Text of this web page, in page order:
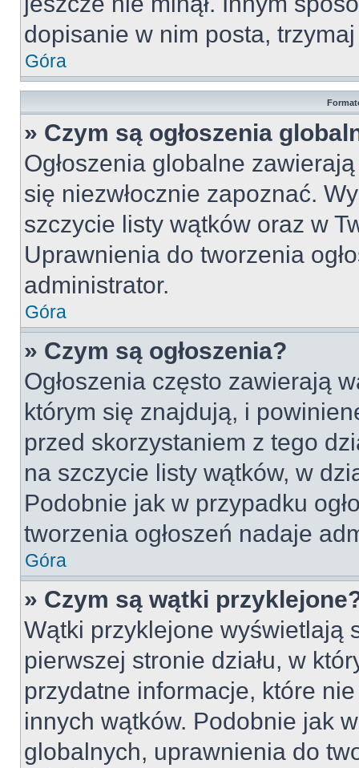
dopisanie w nim posta,
Góra
» Czym są ogłoszenia
Ogłoszenia globalne
się niezwłocznie zapoznać.
szczycie listy wątków oraz w
Uprawnienia do tworzenia
administrator.
Góra
» Czym są ogłoszenia?
Ogłoszenia często zawierają
którym się znajdują, i
przed skorzystaniem z tego
na szczycie listy wątków, w
Podobnie jak w przypadku
tworzenia ogłoszeń nadaje
Góra
» Czym są wątki
Wątki przyklejone wyświetlają
pierwszej stronie działu, w
przydatne informacje, które
innych wątków. Podobnie jak
globalnych, uprawnienia do